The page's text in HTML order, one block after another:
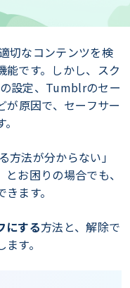
切なコンテンツを検
能です。しかし、スク
設定、Tumblrのセー
が原因で、セーフサー
方法が分からない」
お困りの場合でも、
ます。
にする方法と、解除で
す。